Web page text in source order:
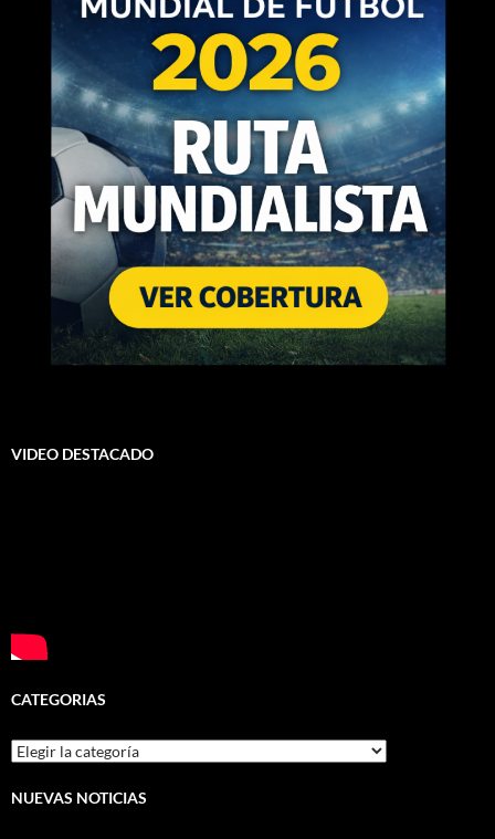
VIDEO DESTACADO
CATEGORIAS
Categorias
NUEVAS NOTICIAS